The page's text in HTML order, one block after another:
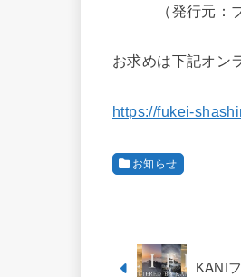
（発行元：ブ
お求めは下記オン
https://fukei-
お知らせ
KANI